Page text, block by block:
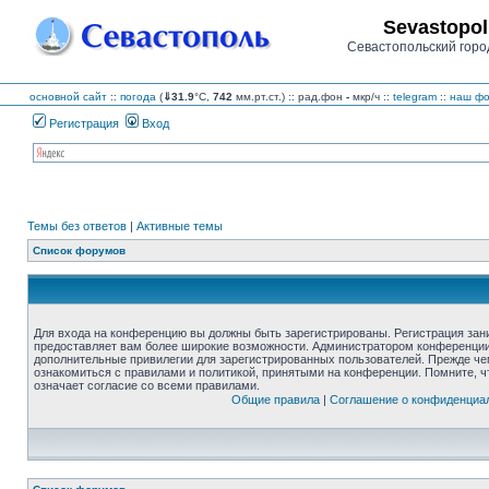
Севастопольский
основной сайт :: погода (⇓31.9°C, 742 мм.рт.ст.) :: рад.фон - мкр/ч :: telegram :: наш
Регистрация Вход
Темы без ответов | Активные темы
Список форумов
Для входа на конференцию вы должны быть зарегистрированы. Регистрация
предоставляет вам более широкие возможности. Администратором
дополнительные привилегии для зарегистрированных пользователей. Прежде
ознакомиться с правилами и политикой, принятыми на конференции. Помните,
означает согласие со всеми правилами.
Общие правила| Соглашение о